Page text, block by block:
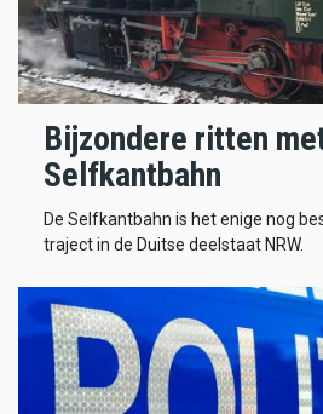
Bijzondere ritten
Selfkantbahn
De Selfkantbahn is het enige nog
traject in de Duitse deelstaat NRW.